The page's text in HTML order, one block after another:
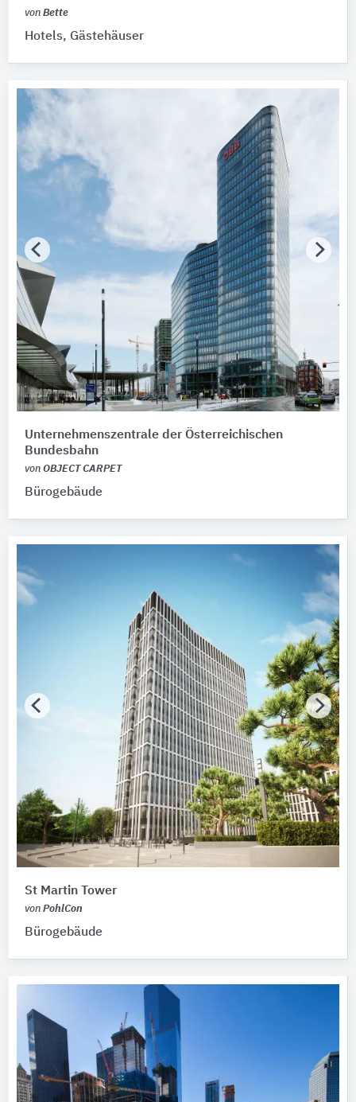
von Bette
Hotels, Gästehäuser
Unternehmenszentrale der Österreichischen
Bundesbahn
von OBJECT CARPET
Bürogebäude
St Martin Tower
von PohlCon
Bürogebäude